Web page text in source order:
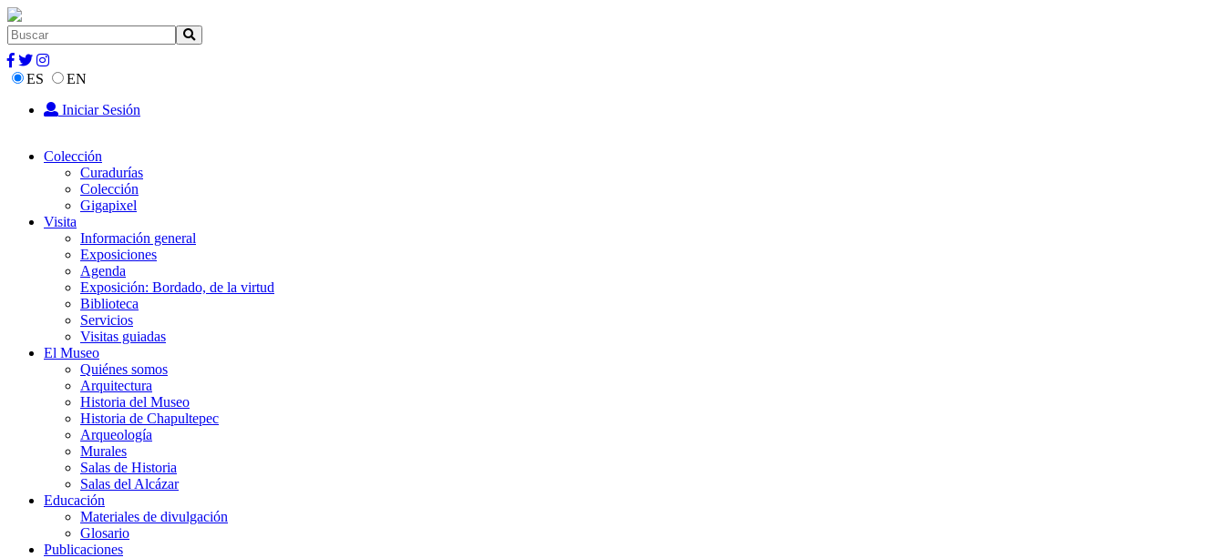
ES
EN
Iniciar Sesión
Colección
Curadurías
Colección
Gigapixel
Visita
Información general
Exposiciones
Agenda
Exposición: Bordado, de la virtud
Biblioteca
Servicios
Visitas guiadas
El Museo
Quiénes somos
Arquitectura
Historia del Museo
Historia de Chapultepec
Arqueología
Murales
Salas de Historia
Salas del Alcázar
Educación
Materiales de divulgación
Glosario
Publicaciones